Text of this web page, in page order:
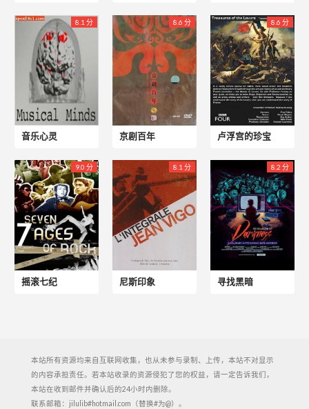
8.1 分
音乐心灵
8.6 分
京剧百年
8.6 分
卢浮宫的珍宝
9.0 分
摇滚七纪
8.1 分
尼斯印象
8.2 分
寻找黑暗
本站所有资源均来自互联网收集，也从未参与录制、上传，本站不对显示
的内容承担责任。若本站收录的资源侵犯了您的权益，请一定告诉我们，
本站在收到邮件并确认后的24小时内删除。
联系邮箱：jilulib#hotmail.com（替换#为@）。